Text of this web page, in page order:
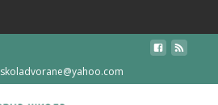
skoladvorane@yahoo.com